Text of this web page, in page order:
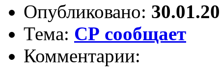
Опубликовано:
Тема: СР сообщает
Комментарии: